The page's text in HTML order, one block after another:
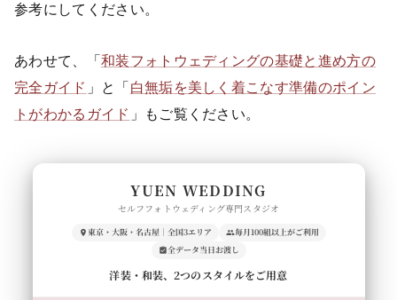
参考にしてください。
あわせて、「 和装フォトウェディングの基礎と進め方の
完全ガイド 」と「 白無垢を美しく着こなす準備のポイン
トがわかるガイド 」もご覧ください。
YUEN WEDDING
セルフフォトウェディング専門スタジオ
東京・大阪・名古屋｜全国3エリア
毎月100組以上がご利用
全データ当日お渡し
洋装・和装、2つのスタイルをご用意